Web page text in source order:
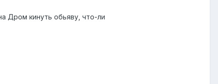
Дром кинуть обьяву, что-ли